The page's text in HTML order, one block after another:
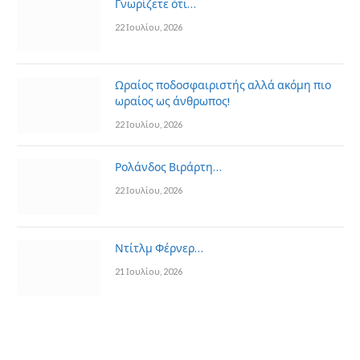
Γνωρίζετε ότι…
22 Ιουλίου, 2026
Ωραίος ποδοσφαιριστής αλλά ακόμη πιο
ωραίος ως άνθρωπος!
22 Ιουλίου, 2026
Ρολάνδος Βιράρτη…
22 Ιουλίου, 2026
Ντίτλμ Φέρνερ…
21 Ιουλίου, 2026